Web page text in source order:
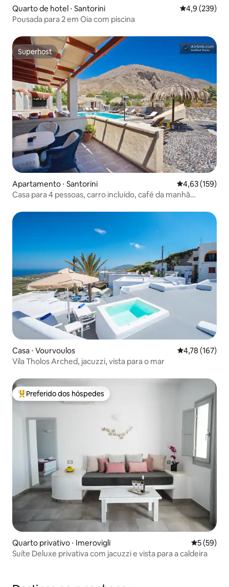
Quarto de hotel ⋅ Santorini 4,9 de uma
4,9 (239)
Pousada para 2 em Oia com piscina
Superhost
Superhost
Apartamento ⋅ Santorini 4,63 de uma
4,63 (159)
Casa para 4 pessoas, carro incluído, café da manhã
Casa ⋅ Vourvoulos 4,78 de uma
4,78 (167)
Vila Tholos Arched, jacuzzi, vista para o mar
Entre os melhores preferidos dos hóspedes
Preferido dos hóspedes
Quarto privativo ⋅ Imerovigli 5 de uma
5 (59)
Suíte Deluxe privativa com jacuzzi e vista para a caldeira